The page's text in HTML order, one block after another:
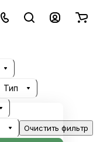
Тип
Очистить фильтр